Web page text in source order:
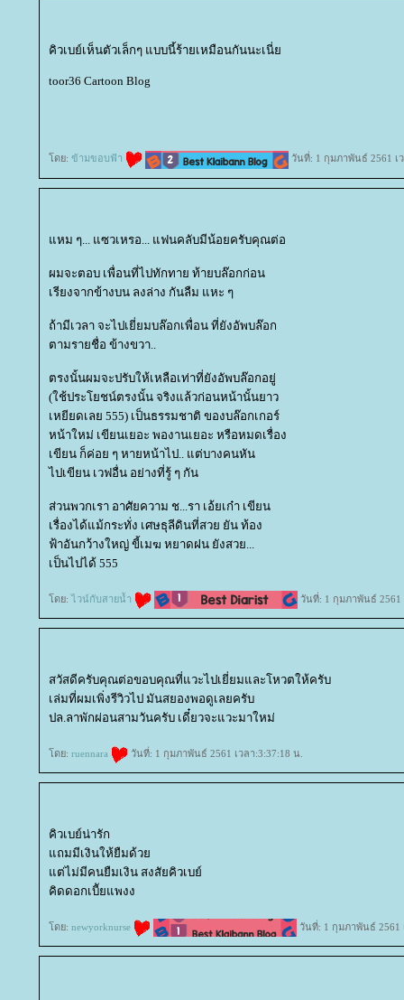
คิวเบย์เห็นตัวเล็กๆ แบบนี้ร้ายเหมือนกันนะเนี่
toor36 Cartoon Blog
ดย: ข้ามขอบฟ้า วันที่: 1 กุมภาพันธ์ 2561 เ
หม ๆ... แซวเหรอ... แฟนคลับมีน้อยครับคุณต่อ
ผมจะตอบ เพื่อนที่ไปทักทาย ท้ายบล๊อกก่อน
เรียงจากข้างบน ลงล่าง กันลืม แหะ ๆ
ถ้ามีเวลา จะไปเยี่ยมบล๊อกเพื่อน ที่ยังอัพบล๊อก
ตามรายชื่อ ข้างขวา..
ตรงนั้นผมจะปรับให้เหลือเท่าที่ยังอัพบล๊อกอยู่
(ใช้ประโยชน์ตรงนั้น จริงแล้วก่อนหน้านั้นยาว
เหยียดเลย 555) เป็นธรรมชาติ ของบล๊อกเกอร์
หน้าใหม่ เขียนเยอะ พองานเยอะ หรือหมดเรื่อง
เขียน ก็ค่อย ๆ หายหน้าไป.. แต่บางคนหัน
ไปเขียน เวฟอื่น อย่างที่รู้ ๆ กัน
ส่วนพวกเรา อาศัยความ ช...รา เอ้ยเก๋า เขียน
เรื่องได้แม้กระทั่ง เศษธุลีดินที่สวย ยัน ท้อง
ฟ้าอันกว้างใหญ่ ขี้เมฆ หยาดฝน ยังสวย...
เป็นไปได้ 555
ดย:ไวน์กับสายน้ำ วันที่: 1 กุมภาพันธ์ 2561
สวัสดีครับคุณต่อขอบคุณที่แวะไปเยี่ยมและโหวตให้ครับ
เล่มที่ผมเพิ่งรีวิวไป มันสยองพอดูเลยครับ
ปล.ลาพักผ่อนสามวันครับ เดี๋ยวจะแวะมาใหม่
ดย: ruennara วันที่: 1 กุมภาพันธ์ 2561 เวลา:3:37:18 น.
คิวเบย์น่ารัก
ถมมีเงินให้ยืมด้ว
ต่ไม่มีคนยืมเงิน สงสัยคิวเบย์
คิดดอกเบีัยแพงง
ดย: newyorknurse วันที่: 1 กุมภาพันธ์ 2561